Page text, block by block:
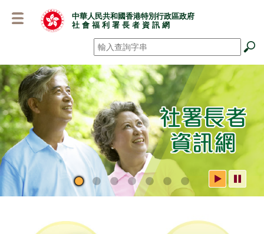
容
中華人民共和國香港特別行政區政府
社 會 福 利 署 長 者 資 訊 網
搜尋 *
社署長者資訊網